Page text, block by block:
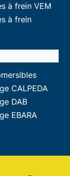
à frein VEM
à frein
CALPEDA
DAB
EBARA